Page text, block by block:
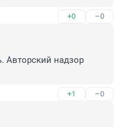
+0 –0
Авторский надзор
+1 –0